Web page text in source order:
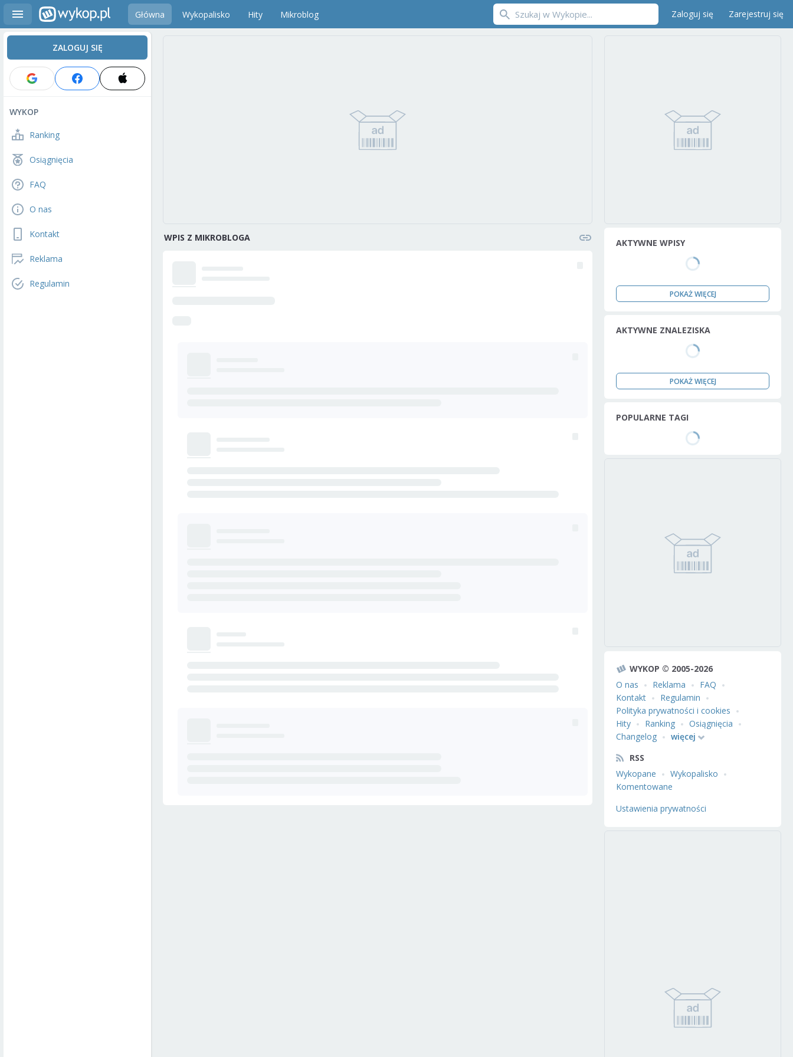
Główna Wykopalisko Hity Mikroblog Zaloguj się Zarejestruj się
ZALOGUJ SIĘ
WYKOP
Ranking
Osiągnięcia
FAQ
O nas
Kontakt
Reklama
Regulamin
WPIS Z MIKROBLOGA AKTYWNE WPISY
POKAŻ WIĘCEJ
AKTYWNE ZNALEZISKA
POKAŻ WIĘCEJ
POPULARNE TAGI
WYKOP © 2005-2026
O nas
Reklama
FAQ
Kontakt
Regulamin
Polityka prywatności i cookies
Hity
Ranking
Osiągnięcia
Changelog
więcej
RSS
Wykopane
Wykopalisko
Komentowane
Ustawienia prywatności